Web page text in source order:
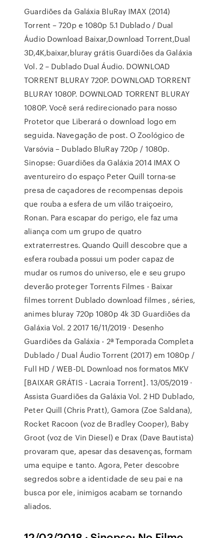
Guardiões da Galáxia BluRay IMAX (2014)
Torrent – 720p e 1080p 5.1 Dublado / Dual
Áudio Download Baixar,Download Torrent,Dual
3D,4K,baixar,bluray grátis Guardiões da Galáxia
Vol. 2 – Dublado Dual Áudio. DOWNLOAD
TORRENT BLURAY 720P. DOWNLOAD TORRENT
BLURAY 1080P. DOWNLOAD TORRENT BLURAY
1080P. Você será redirecionado para nosso
Protetor que Liberará o download logo em
seguida. Navegação de post. O Zoológico de
Varsóvia – Dublado BluRay 720p / 1080p.
Sinopse: Guardiões da Galáxia 2014 IMAX O
aventureiro do espaço Peter Quill torna-se
presa de caçadores de recompensas depois
que rouba a esfera de um vilão traiçoeiro,
Ronan. Para escapar do perigo, ele faz uma
aliança com um grupo de quatro
extraterrestres. Quando Quill descobre que a
esfera roubada possui um poder capaz de
mudar os rumos do universo, ele e seu grupo
deverão proteger Torrents Filmes - Baixar
filmes torrent Dublado download filmes , séries,
animes bluray 720p 1080p 4k 3D Guardiões da
Galáxia Vol. 2 2017 16/11/2019 · Desenho
Guardiões da Galáxia - 2ª Temporada Completa
Dublado / Dual Áudio Torrent (2017) em 1080p /
Full HD / WEB-DL Download nos formatos MKV
[BAIXAR GRÁTIS - Lacraia Torrent]. 13/05/2019 ·
Assista Guardiões da Galáxia Vol. 2 HD Dublado,
Peter Quill (Chris Pratt), Gamora (Zoe Saldana),
Rocket Racoon (voz de Bradley Cooper), Baby
Groot (voz de Vin Diesel) e Drax (Dave Bautista)
provaram que, apesar das desavenças, formam
uma equipe e tanto. Agora, Peter descobre
segredos sobre a identidade de seu pai e na
busca por ele, inimigos acabam se tornando
aliados.